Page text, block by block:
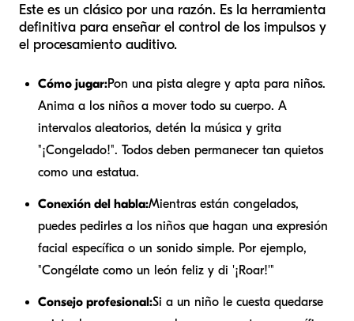
Este es un clásico por una razón. Es la herramienta
definitiva para enseñar el control de los impulsos y
el procesamiento auditivo.
Cómo jugar:Pon una pista alegre y apta para niños.
Anima a los niños a mover todo su cuerpo. A
intervalos aleatorios, detén la música y grita
"¡Congelado!". Todos deben permanecer tan quietos
como una estatua.
Conexión del habla:Mientras están congelados,
puedes pedirles a los niños que hagan una expresión
facial específica o un sonido simple. Por ejemplo,
"Congélate como un león feliz y di '¡Roar!'"
Consejo profesional:Si a un niño le cuesta quedarse